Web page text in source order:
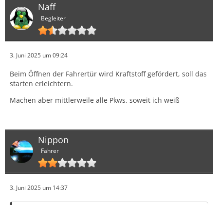
Naff
Begleiter
3. Juni 2025 um 09:24
Beim Öffnen der Fahrertür wird Kraftstoff gefördert, soll das
starten erleichtern.
Machen aber mittlerweile alle Pkws, soweit ich weiß
Nippon
Fahrer
3. Juni 2025 um 14:37